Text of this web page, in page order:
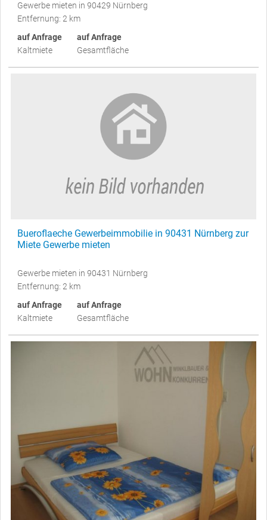
Gewerbe mieten in 90429 Nürnberg
Entfernung: 2 km
auf Anfrage
Kaltmiete
auf Anfrage
Gesamtfläche
Bueroflaeche Gewerbeimmobilie in 90431 Nürnberg zur
Miete Gewerbe mieten
Gewerbe mieten in 90431 Nürnberg
Entfernung: 2 km
auf Anfrage
Kaltmiete
auf Anfrage
Gesamtfläche